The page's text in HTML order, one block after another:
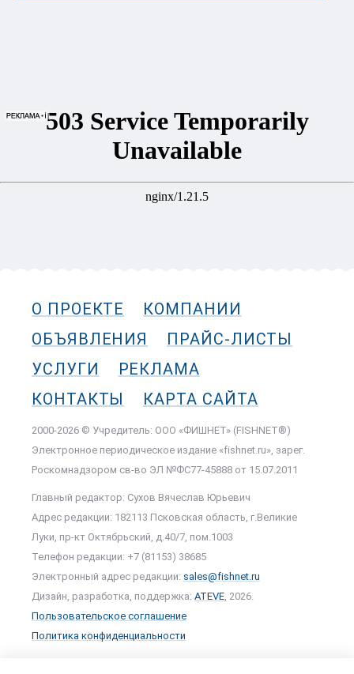
О ПРОЕКТЕ
КОМПАНИИ
ОБЪЯВЛЕНИЯ
ПРАЙС-ЛИСТЫ
УСЛУГИ
РЕКЛАМА
КОНТАКТЫ
КАРТА САЙТА
2000-2026 © Учредитель: ООО «ФИШНЕТ» (FISHNET®)
Электронное периодическое издание «fishnet.ru», зарег.
Роскомнадзором cв-во ЭЛ №ФС77-45888 от 15.07.2011
Главный редактор: Сухов Вячеслав Юрьевич
Адрес редакции: 182113 Псковская область, г.Великие
Луки, пр-кт Октябрьский, д.40/7, пом.1003
Телефон редакции: +7 (81153) 38685
Электронный адрес редакции: sales@fishnet.ru
Дизайн, разработка, поддержка: ATEVE , 2026.
Пользовательское соглашение
Политика конфиденциальности